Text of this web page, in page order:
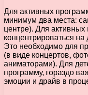
Для активных
минимум два места:
центре). Для
концентрироваться
Это необходимо для
(в виде концертов,
аниматорами). Для
программу, гораздо
эмоции и драйв в